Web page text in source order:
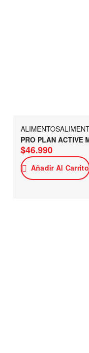
ALIMENTOS
PRO PLAN ACTIVE
$46.990
Añadir Al Carrito